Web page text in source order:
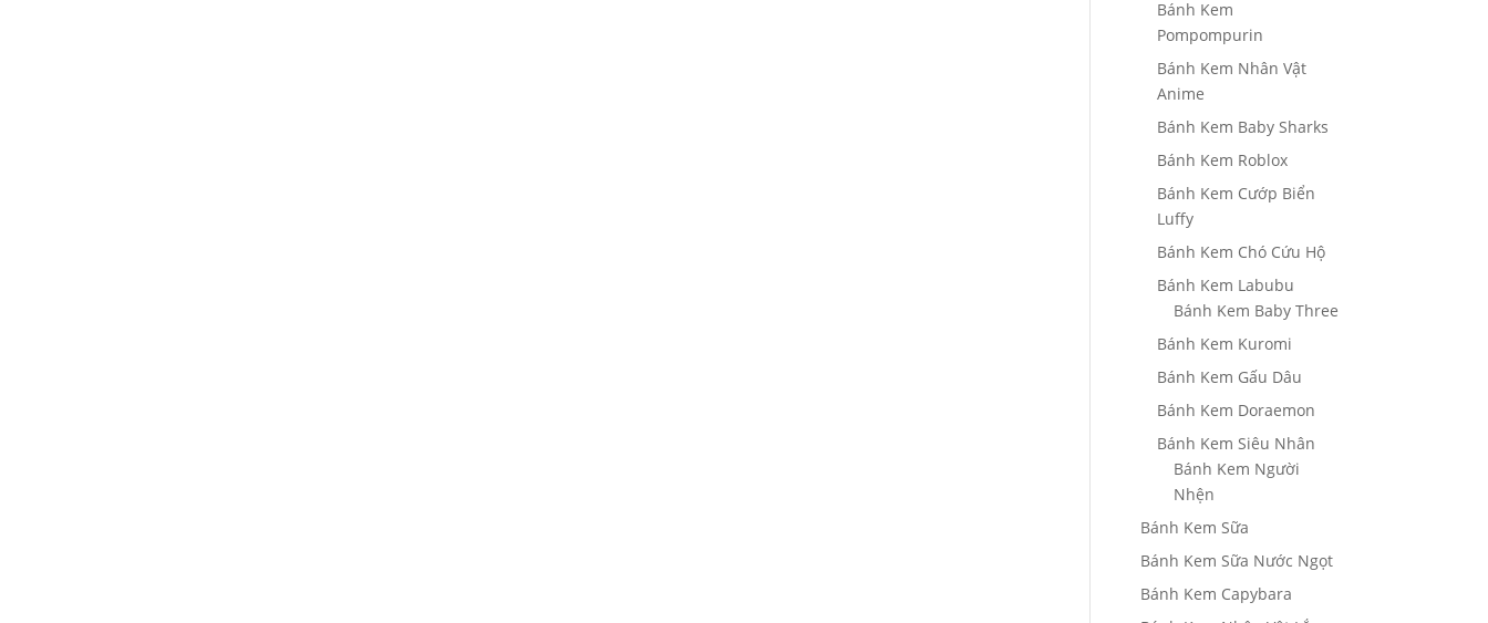
Bánh Kem
Pompompurin
Bánh Kem Nhân Vật
Anime
Bánh Kem Baby Sharks
Bánh Kem Roblox
Bánh Kem Cướp Biển
Luffy
Bánh Kem Chó Cứu Hộ
Bánh Kem Labubu
Bánh Kem Baby Three
Bánh Kem Kuromi
Bánh Kem Gấu Dâu
Bánh Kem Doraemon
Bánh Kem Siêu Nhân
Bánh Kem Người
Nhện
Bánh Kem Sữa
Bánh Kem Sữa Nước Ngọt
Bánh Kem Capybara